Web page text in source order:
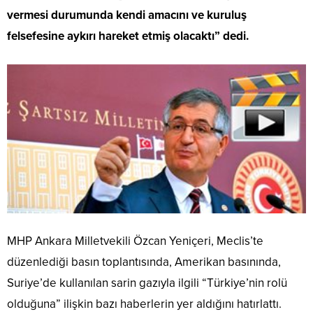
vermesi durumunda kendi amacını ve kuruluş
felsefesine aykırı hareket etmiş olacaktı” dedi.
MHP Ankara Milletvekili Özcan Yeniçeri, Meclis’te
düzenlediği basın toplantısında, Amerikan basınında,
Suriye’de kullanılan sarin gazıyla ilgili “Türkiye’nin rolü
olduğuna” ilişkin bazı haberlerin yer aldığını hatırlattı.